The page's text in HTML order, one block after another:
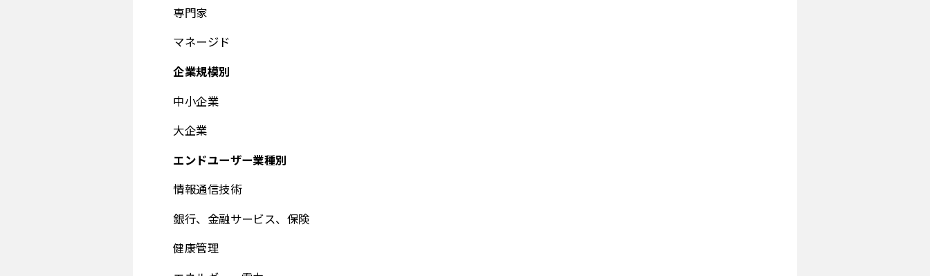
専門家
マネージド
企業規模別
中小企業
大企業
エンドユーザー業種別
情報通信技術
銀行、金融サービス、保険
健康管理